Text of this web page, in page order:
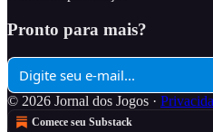
Pronto para mais?
© 2026 Jornal dos Jogos ·
Comece seu Substack